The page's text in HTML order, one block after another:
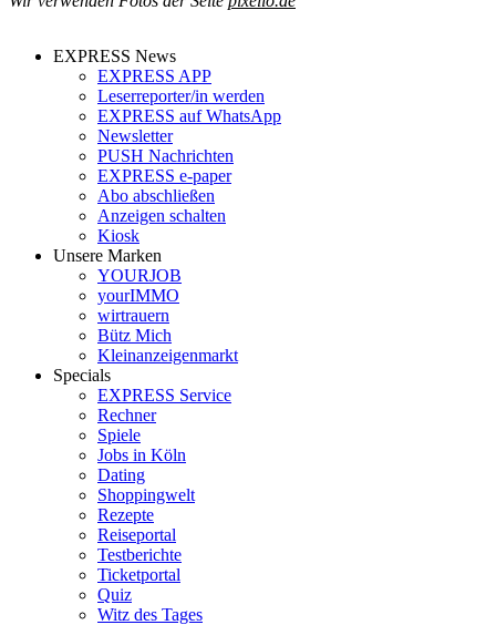
EXPRESS News
EXPRESS APP
Leserreporter/in werden
EXPRESS auf WhatsApp
Newsletter
PUSH Nachrichten
EXPRESS e-paper
Abo abschließen
Anzeigen schalten
Kiosk
Unsere Marken
YOURJOB
yourIMMO
wirtrauern
Bütz Mich
Kleinanzeigenmarkt
Specials
EXPRESS Service
Rechner
Spiele
Jobs in Köln
Dating
Shoppingwelt
Rezepte
Reiseportal
Testberichte
Ticketportal
Quiz
Witz des Tages